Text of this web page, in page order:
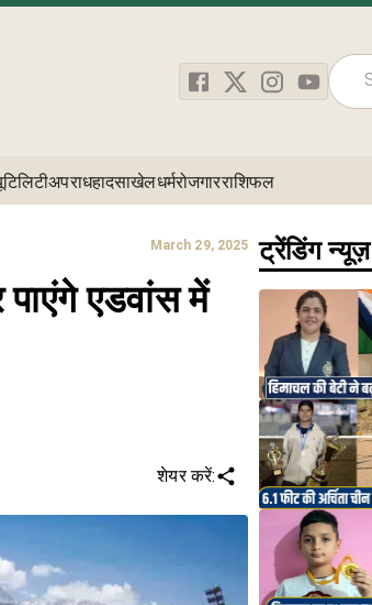
अपराधहादसाखेलधर्मरोजगारराशिफल
March 29, 2025
एडवांस में
शेयर करें:
ट्रेंडिंग न्यूज़